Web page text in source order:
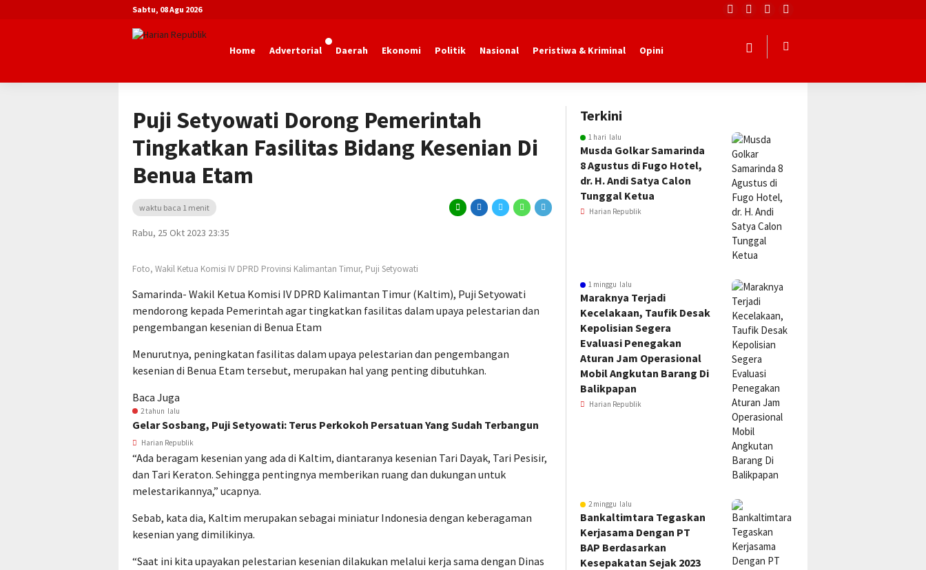
Sabtu, 08 Agu 2026
Home Advertorial Daerah Ekonomi Politik Nasional Peristiwa & Kriminal Opini
Puji Setyowati Dorong Pemerintah
Tingkatkan Fasilitas Bidang Kesenian Di
Benua Etam
waktu baca 1 menit
Rabu, 25 Okt 2023 23:35
Foto, Wakil Ketua Komisi IV DPRD Provinsi Kalimantan Timur, Puji Setyowati
Samarinda- Wakil Ketua Komisi IV DPRD Kalimantan Timur (Kaltim), Puji Setyowati
mendorong kepada Pemerintah agar tingkatkan fasilitas dalam upaya pelestarian dan
pengembangan kesenian di Benua Etam
Menurutnya, peningkatan fasilitas dalam upaya pelestarian dan pengembangan
kesenian di Benua Etam tersebut, merupakan hal yang penting dibutuhkan.
Baca Juga
2 tahun lalu
Gelar Sosbang, Puji Setyowati: Terus Perkokoh Persatuan Yang Sudah Terbangun
Harian Republik
“Ada beragam kesenian yang ada di Kaltim, diantaranya kesenian Tari Dayak, Tari Pesisir,
dan Tari Keraton. Sehingga pentingnya memberikan ruang dan dukungan untuk
melestarikannya,” ucapnya.
Sebab, kata dia, Kaltim merupakan sebagai miniatur Indonesia dengan keberagaman
kesenian yang dimilikinya.
“Saat ini kita upayakan pelestarian kesenian dilakukan melalui kerja sama dengan Dinas
Terkini
1 hari lalu
Musda Golkar Samarinda
8 Agustus di Fugo Hotel,
dr. H. Andi Satya Calon
Tunggal Ketua
Harian Republik
1 minggu lalu
Maraknya Terjadi
Kecelakaan, Taufik Desak
Kepolisian Segera
Evaluasi Penegakan
Aturan Jam Operasional
Mobil Angkutan Barang Di
Balikpapan
Harian Republik
2 minggu lalu
Bankaltimtara Tegaskan
Kerjasama Dengan PT
BAP Berdasarkan
Kesepakatan Sejak 2023